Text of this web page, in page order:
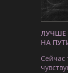
ЛУЧШЕ
НА
Сейчас